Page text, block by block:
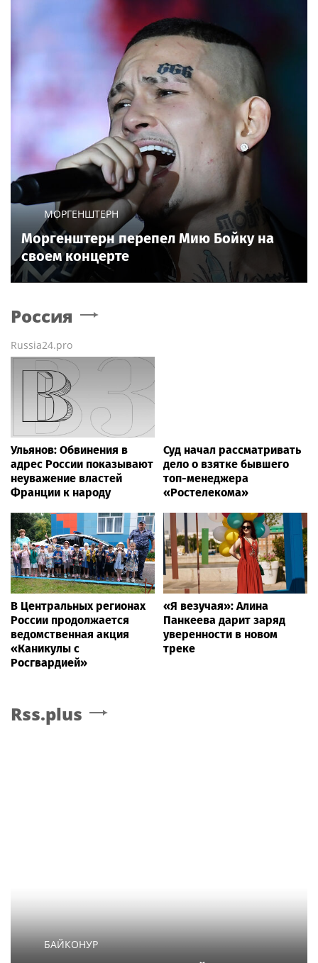
МОРГЕНШТЕРН
Моргенштерн перепел Мию Бойку на
своем концерте
Россия
Russia24.pro
Ульянов: Обвинения в
адрес России показывают
неуважение властей
Франции к народу
Суд начал рассматривать
дело о взятке бывшего
топ-менеджера
«Ростелекома»
В Центральных регионах
России продолжается
ведомственная акция
«Каникулы с
Росгвардией»
«Я везучая»: Алина
Панкеева дарит заряд
уверенности в новом
треке
Rss.plus
БАЙКОНУР